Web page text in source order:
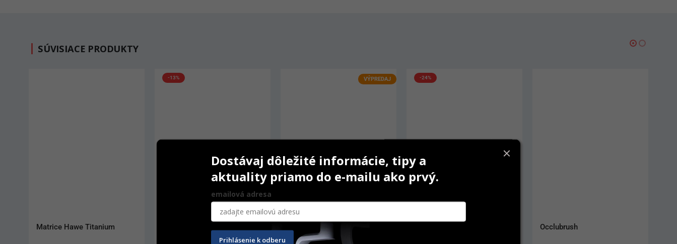
SÚVISIACE PRODUKTY
MetaFix OptiDisc 100 ks Palodent V3 Wedges
Dostávaj dôležité informácie, tipy a
aktuality priamo do e-mailu ako prvý.
emailová adresa
Prihlásenie k odberu